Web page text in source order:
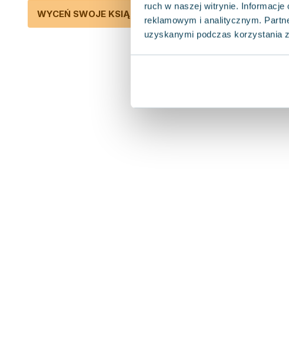
ruch w naszej witrynie.
reklamowym i analitycznym.
uzyskanymi podczas korzystania
WYCEŃ SWOJE KSIĄŻKI